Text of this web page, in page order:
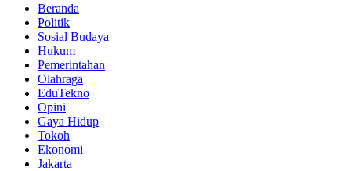
Beranda
Politik
Sosial Budaya
Hukum
Pemerintahan
Olahraga
EduTekno
Opini
Gaya Hidup
Tokoh
Ekonomi
Jakarta